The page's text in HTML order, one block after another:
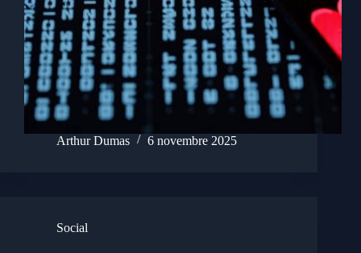
Arthur Dumas 6 novembre 2025
Social